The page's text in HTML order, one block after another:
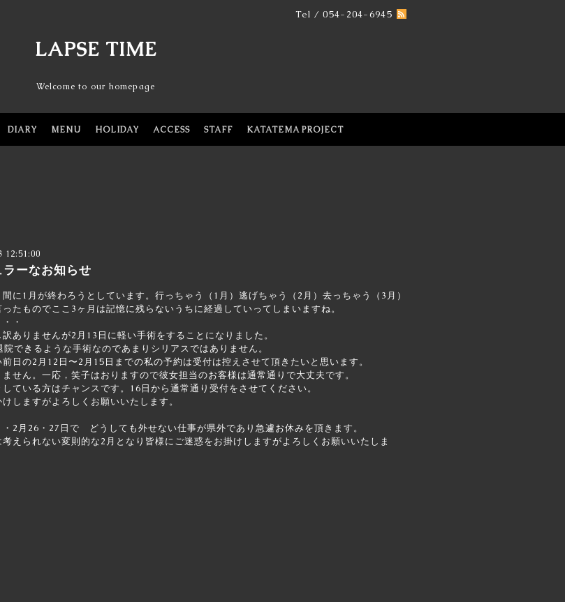
Tel / 054-204-6945
LAPSE TIME
Welcome to our homepage
DIARY MENU HOLIDAY ACCESS STAFF KATATEMA PROJECT
12:51:00
ラーなお知らせ
に1月が終わろうとしています。行っちゃう（1月）逃げちゃう（2月）去っちゃう（3月）
ったものでここ3ヶ月は記憶に残らないうちに経過していってしまいますね。
・
ありませんが2月13日に軽い手術をすることになりました。
院できるような手術なのであまりシリアスではありません。
日の2月12日〜2月15日までの私の予約は受付は控えさせて頂きたいと思います。
せん。一応，笑子はおりますので彼女担当のお客様は通常通りで大丈夫です。
ている方はチャンスです。16日から通常通り受付をさせてください。
しますがよろしくお願いいたします。
・2月26・27日で どうしても外せない仕事が県外であり急遽お休みを頂きます。
考えられない変則的な2月となり皆様にご迷惑をお掛けしますがよろしくお願いいたしま